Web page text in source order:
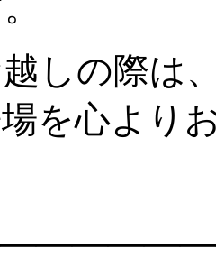
しの際は
を心より